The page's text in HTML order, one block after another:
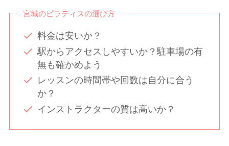
宮城のピラティスの選び方
料金は安いか？
駅からアクセスしやすいか？駐車場の有
無も確かめよう
レッスンの時間帯や回数は自分に合う
か？
インストラクターの質は高いか？